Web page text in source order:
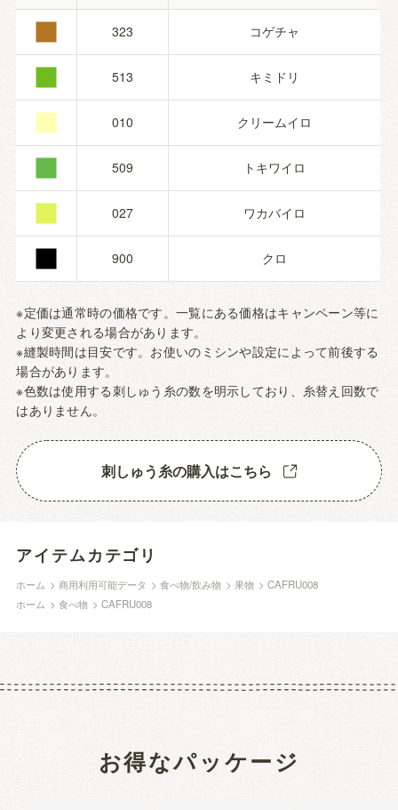
■ 323 コゲチャ
■ 513 キミドリ
■ 010 クリームイロ
■ 509 トキワイロ
■ 027 ワカバイロ
■ 900 クロ
※定価は通常時の価格です。一覧にある価格はキャンペーン等に
より変更される場合があります。
※縫製時間は目安です。お使いのミシンや設定によって前後する
場合があります。
※色数は使用する刺しゅう糸の数を明示しており、糸替え回数で
はありません。
刺しゅう糸の購入はこちら
アイテムカテゴリ
ホーム >商用利用可能データ >食べ物/飲み物 >果物 >CAFRU008
ホーム >食べ物 >CAFRU008
お得なパッケージ